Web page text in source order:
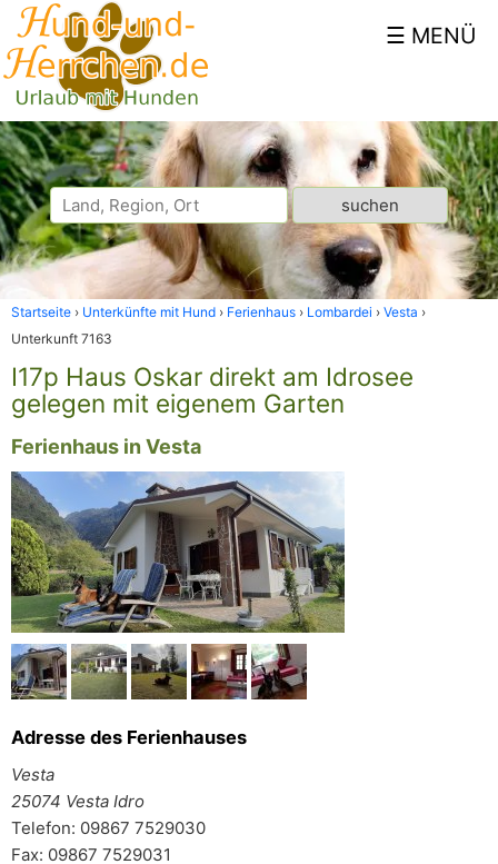
Startseite Unterkünfte mit Hund Ferienhaus Lombardei
Vesta
Unterkunft 7163
I17p Haus Oskar direkt am Idrosee
gelegen mit eigenem Garten
Ferienhaus in Vesta
Adresse des Ferienhauses
Vesta
25074 Vesta Idro
Telefon: 09867 7529030
Fax: 09867 7529031